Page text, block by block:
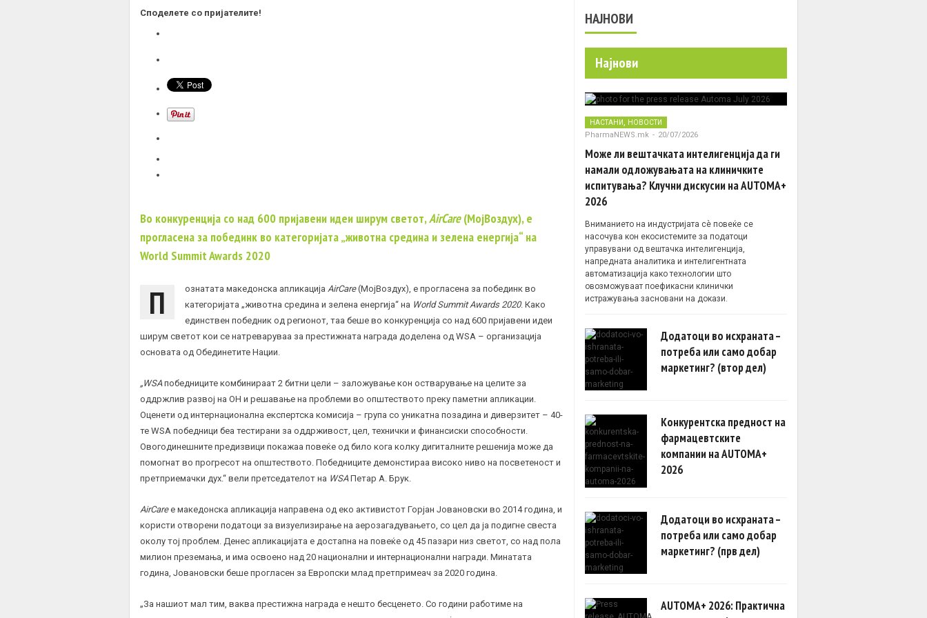
Споделете со пријателите!
Во конкуренција со над 600 пријавени идеи ширум светот,AirCare(МојВоздух), е
прогласена за побединк во категоријата „животна средина и зелена енергија“ на
World Summit Awards 2020
П ознатата македонска апликација AirCare(МојВоздух), е прогласена за побединк во
категоријата „животна средина и зелена енергија“ на World Summit Awards 2020. Како
единствен победник од регионот, таа беше во конкуренција со над 600 пријавени идеи
ширум светот кои се натреваруваа за престижната награда доделена од WSA – организација
основата од Обединетите Нации.
„WSA победниците комбинираат 2 битни цели – заложување кон остварување на целите за
оддржлив развој на ОН и решавање на проблеми во општеството преку паметни апликации.
Оценети од интернационална експертска комисија – група со уникатна позадина и диверзитет – 40-
те WSA победници беа тестирани за оддрживост, цел, технички и финансиски способности.
Овогодинешните предизвици покажаа повеќе од било кога колку дигиталните решенија може да
помогнат во прогресот на општеството. Победниците демонстираа високо ниво на посветеност и
претприемачки дух.“ вели претседателот на WSA Петар А. Брук.
AirCareе македонска апликација направена од еко активистот Горјан Јовановски во 2014 година, и
користи отворени податоци за визуелизирање на аерозагадувањето, со цел да ја подигне свеста
околу тој проблем. Денес апликацијата е достапна на повеќе од 45 пазари низ светот, со над пола
милион преземања, и има освоено над 20 национални и интернационални награди. Минатата
година, Јовановски беше прогласен за Европски млад претпримеач за 2020 година.
„За нашиот мал тим, ваква престижна награда е нешто бесценето. Со години работиме на
НАЈНОВИ
Најнови
НАСТАНИ , НОВОСТИ
PharmaNEWS.mk - 20/07/2026
Може ли вештачката интелигенција да ги
намали одложувањата на клиничките
испитувања? Клучни дискусии на AUTOMA+
2026
Вниманието на индустријата сè повеќе се
насочува кон екосистемите за податоци
управувани од вештачка интелигенција,
напредната аналитика и интелигентната
автоматизација како технологии што
овозможуваат поефикасни клинички
истражувања засновани на докази.
Додатоци во исхраната –
потреба или само добар
маркетинг? (втор дел)
Конкурентска предност на
фармацевтските
компании на AUTOMA+
2026
Додатоци во исхраната –
потреба или само добар
маркетинг? (прв дел)
AUTOMA+ 2026: Практична